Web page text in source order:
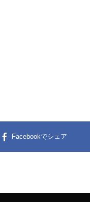
Facebookでシェア